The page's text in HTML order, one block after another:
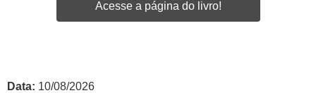
Acesse a página do livro!
Data: 10/08/2026